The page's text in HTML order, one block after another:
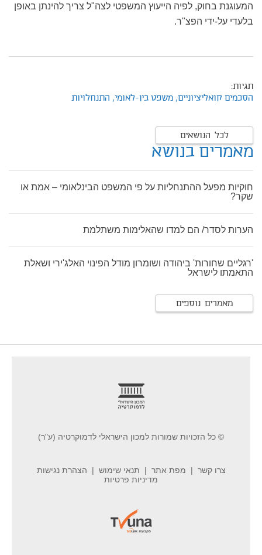
המעוגנת בחוק, לפיה הייעוץ המשפטי לצה"ל צריך להינתן באופן
בלעדי על-ידי הפצ"ר.
תגיות:
הסכמים קואליציוניים, משפט בין-לאומי, התנחלויות
לכל הנושאים
מאמרים בנושא
חוקיות מפעל ההתנחליות על פי המשפט הבינלאומי – אמת או
שקר?
הערות לסדר/ הם למדו שהאלימות משתלמת
'רגליים שחורות' ביהודה ושומרון מודל הפינוי האלג'ירי ושאלת
התאמתו לישראל
מאמרים נוספים
© כל הזכויות שמורות למכון הישראלי לדמוקרטיה (ע"ר)
צרו קשר מפת אתר תנאי שימוש
הצהרת נגישות
מדיניות פרטיות